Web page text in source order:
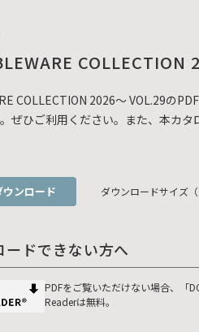
COLLECTION
COLLECTION 2026～ VOL.29の
ぜひご利用ください。また、本カ
ンロード ダウンロードサイズ（
ードできない方へ
PDFをご覧いただけない場合、「
Readerは無料。